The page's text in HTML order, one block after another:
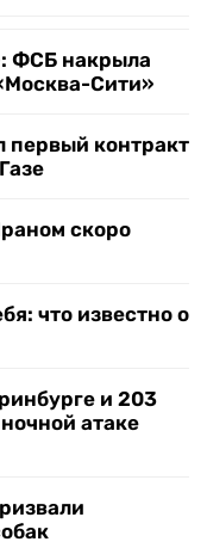
ФСБ накрыла
Сити»
первый контракт
скоро
что известно о
и 203
атаке